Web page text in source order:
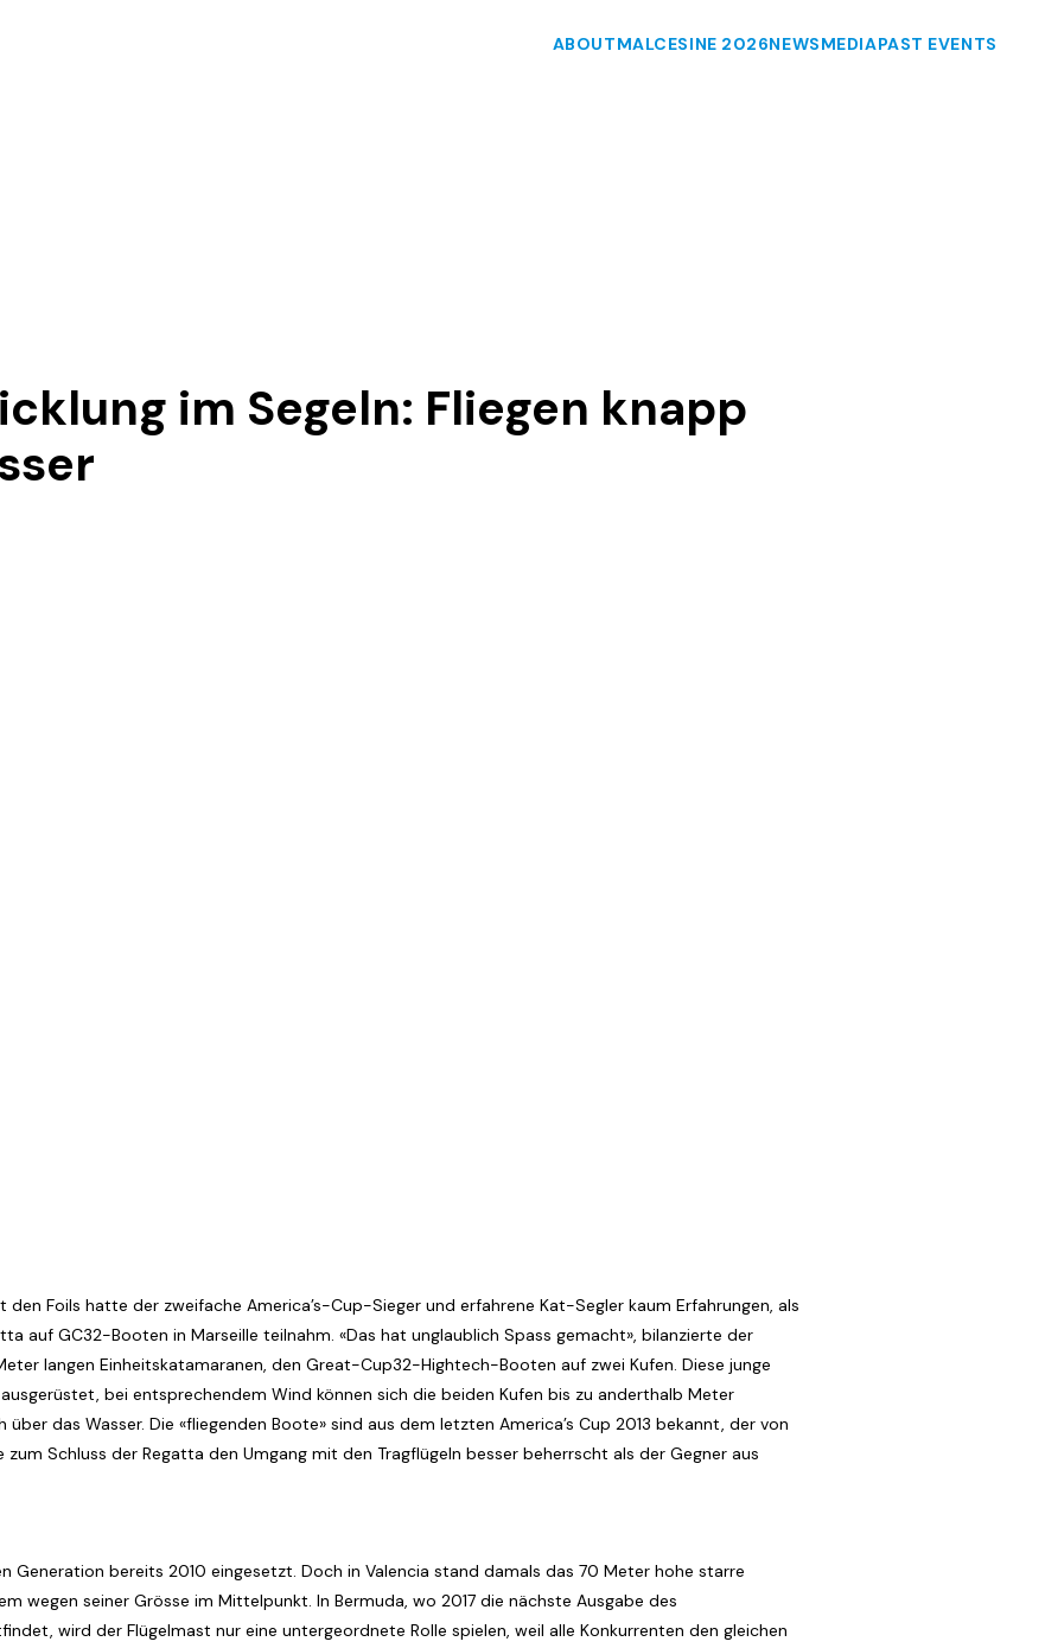
ABOUTMALCESINE 2026NEWSMEDIAPAST EVENTS
im Segeln: Fliegen knapp
den Foils hatte der zweifache America’s-Cup-Sieger und erfahrene Kat-Segler kaum Erfahrungen, als
auf GC32-Booten in Marseille teilnahm. «Das hat unglaublich Spass gemacht», bilanzierte der
langen Einheitskatamaranen, den Great-Cup32-Hightech-Booten auf zwei Kufen. Diese junge
bei entsprechendem Wind können sich die beiden Kufen bis zu anderthalb Meter
das Wasser. Die «fliegenden Boote» sind aus dem letzten America’s Cup 2013 bekannt, der von
Schluss der Regatta den Umgang mit den Tragflügeln besser beherrscht als der Gegner aus
Generation bereits 2010 eingesetzt. Doch in Valencia stand damals das 70 Meter hohe starre
wegen seiner Grösse im Mittelpunkt. In Bermuda, wo 2017 die nächste Ausgabe des
wird der Flügelmast nur eine untergeordnete Rolle spielen, weil alle Konkurrenten den gleichen